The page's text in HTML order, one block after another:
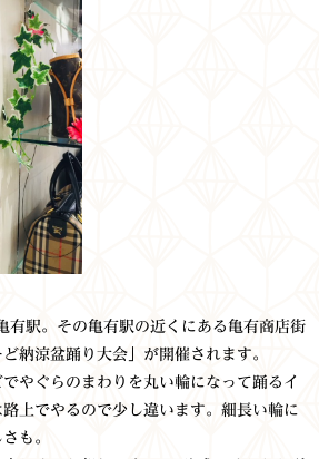
有駅。その亀有駅の近くにある亀有商店街
納涼盆踊り大会」が開催されます。
やぐらのまわりを丸い輪になって踊るイ
上でやるので少し違います。細長い輪に
も。